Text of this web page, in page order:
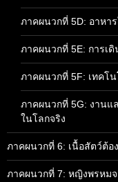
ภาคผนวกที่ 5D: อาห
ภาคผนวกที่ 5E: การเ
ภาคผนวกที่ 5F: เทคโ
ภาคผนวกที่ 5G: งาน
ในโลกจริง
ภาคผนวกที่ 6: เนื้อสัตว์ต้อ
ภาคผนวกที่ 7: หญิงพรหม